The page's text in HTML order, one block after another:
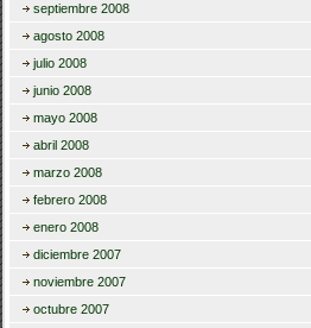
septiembre 2008
agosto 2008
julio 2008
junio 2008
mayo 2008
abril 2008
marzo 2008
febrero 2008
enero 2008
diciembre 2007
noviembre 2007
octubre 2007